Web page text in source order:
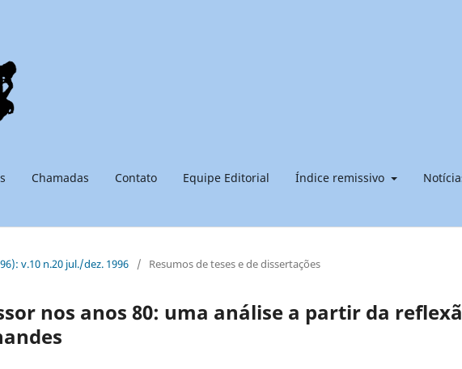
Chamadas Contato Equipe Editorial Índice remissivo
v.10 n.20 jul./dez. 1996 / Resumos de teses e de dissertações
nos anos 80: uma análise a partir da